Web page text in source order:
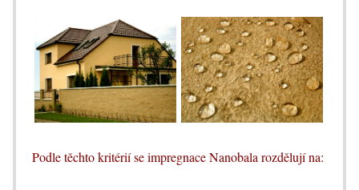
Podle těchto kritérií se impregnace Nanobala rozdělují na: